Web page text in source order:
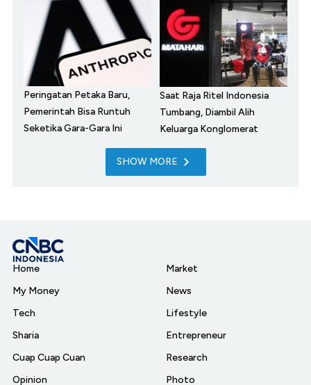
Peringatan Petaka Baru,
Pemerintah Bisa Runtuh
Seketika Gara-Gara Ini
Saat Raja Ritel Indonesia
Tumbang, Diambil Alih
Keluarga Konglomerat
SHOW MORE
Home
My Money
Tech
Sharia
Cuap Cuap Cuan
Opinion
Market
News
Lifestyle
Entrepreneur
Research
Photo